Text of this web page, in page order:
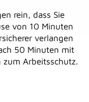
rein, dass Sie
von 10 Minuten
verlangen
50 Minuten mit
zum Arbeitsschutz.